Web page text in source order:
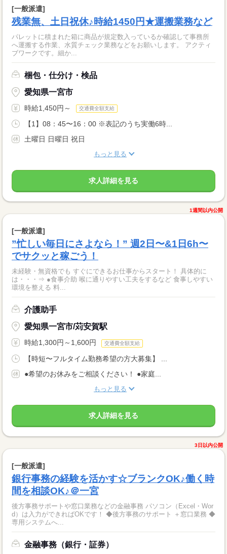
[一般派遣]
残業無、土日祝休♪時給1450円★運搬業務など
パレットに積まれた箱に商品が規定数入っているか確認して事務所
へ運搬する作業、水質チェック業務などをお願いします。 アクティ
ブワークです。細か...
梱包・仕分け・検品
愛知県一宮市
時給1,450円～ 交通費全額支給
【1】08：45〜16：00 ※表記のうち実働6時...
土曜日 日曜日 祝日
もっと見る
求人詳細を見る
1週間以内公開
[一般派遣]
”忙しい毎日にさよなら！” 週2日〜&1日6h〜
でサクッと稼ごう！
未経験・無資格でも すぐにできるお仕事からスタート！ 具体的に
は・・・⇒ ●食事介助 喉に通りやすい工夫をするなど 食事しやすい
環境を整える 料...
介護助手
愛知県一宮市/苅安賀駅
時給1,300円～1,600円 交通費全額支給
【時短〜フルタイム勤務希望の方大募集】 ...
●希望のお休みをご相談ください！ ●家庭...
もっと見る
求人詳細を見る
3日以内公開
[一般派遣]
銀行事務の経験を活かす☆ブランクOK♪働く時
間を相談OK♪＠一宮
後方事務サポートや窓口業務などの金融事務 パソコン（Excel・Wor
d）は入力ができればOKです！ ◆後方事務のサポート ＋窓口業務 ◆
専用システムへ...
金融事務（銀行・証券）